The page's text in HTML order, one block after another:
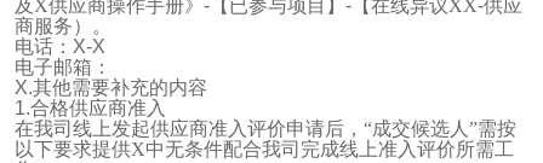
及X供应商操作手册》 -【已参与项目】 -【在线异议XX-供应
商服务）。
电话： X-X
电子邮箱：
X.其他需要补充的内容
1.合格供应商准入
在我司线上发起供应商准入评价申请后，“成交候选人”需按
以下要求提供X中无条件配合我司完成线上准入评价所需工